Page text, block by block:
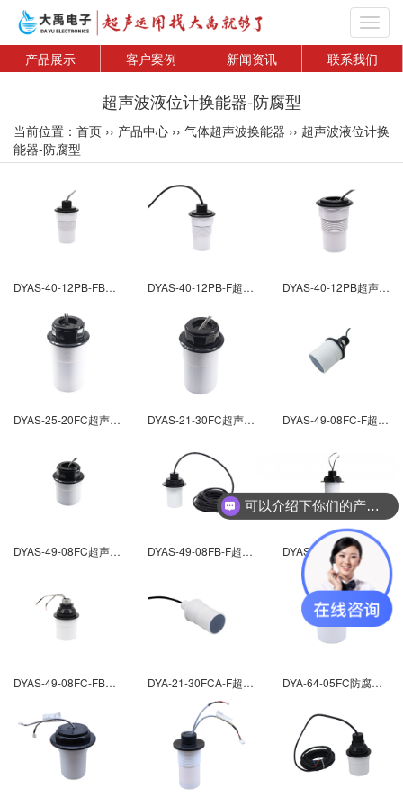
产品展示
客户案例 新闻资讯 联系我们
超声波液位计换能器-防腐型
当前位置： 首页 ›› 产品中心 ›› 气体超声波换能器 ›› 超声波液位计换
能器-防腐型
DYAS-40-12PB-FB超声波液位计换能器-防腐型 DYAS-40-12PB-F超声波液位计换能器-防腐型 DYAS-40-12PB超声波液位计换能器-防腐型
DYAS-25-20FC超声波液位计换能器-防腐型 DYAS-21-30FC超声波液位计换能器-防腐型 DYAS-49-08FC-F超声波液位计换能器-防腐型
DYAS-49-08FC超声波液位计换能器-防腐型 DYAS-49-08FB-F超声波液位计换能器-防腐型 DYAS-49-08FB-FB超声波液位计换能器-防腐型
DYAS-49-08FC-FB超声波液位计换能器-防腐型 DYA-21-30FCA-F超声波液位计换能器-防腐型 DYA-64-05FC防腐型换能器C型
可以介绍下你们的产品么
现在有优惠活动吗